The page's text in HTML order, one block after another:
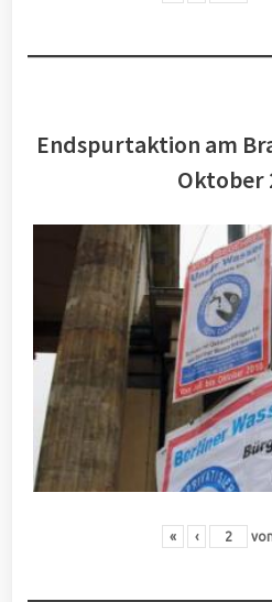
Endspurtaktion am
Oktober
« ‹